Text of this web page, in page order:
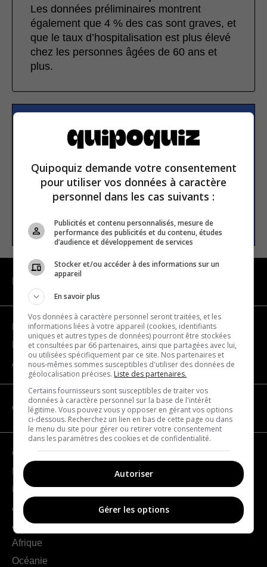
Les données préliminaires montrent
également que 4 % des cas sont graves, et
que le taux d’hospitalisation est plus élevé
chez les personnes âgées de 60 ans et
plus.
S’inscrire à la newsletter
E-mail
S’INSCRIRE
NAVIGATION
Devenir partenaire
Nous joindre
À propos
CATÉGORIES
Géographie
France
Europe
Amériques
Asie
Afrique
Océanie
Quipoquiz demande votre consentement
pour utiliser vos données à caractère
personnel dans les cas suivants :
Publicités et contenu personnalisés, mesure de
performance des publicités et du contenu, études
d’audience et développement de services
Stocker et/ou accéder à des informations sur un
appareil
En savoir plus
Vos données à caractère personnel seront traitées, et les
informations liées à votre appareil (cookies, identifiants
uniques et autres types de données) pourront être stockées
et consultées par 66 partenaires, ainsi que partagées avec lui,
ou utilisées spécifiquement par ce site. Nos partenaires et
nous-mêmes sommes susceptibles d'utiliser des données de
géolocalisation précises. Liste des partenaires.
Certains fournisseurs sont susceptibles de traiter vos
données à caractère personnel sur la base de l'intérêt
légitime. Vous pouvez vous y opposer en gérant vos options
ci-dessous. Recherchez un lien en bas de cette page ou dans
le menu du site pour gérer ou retirer votre consentement
dans les paramètres des cookies et de confidentialité.
Autoriser
Gérer les options